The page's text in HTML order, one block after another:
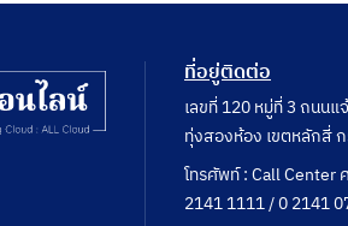
ที่อยู่ติดต่อ
เลขที่ 120 หมู่ที่ 3 ถนน
ทุ่งสองห้อง เขตหลักสี่
โทรศัพท์ : Call Center
2141 1111 / 0 2141